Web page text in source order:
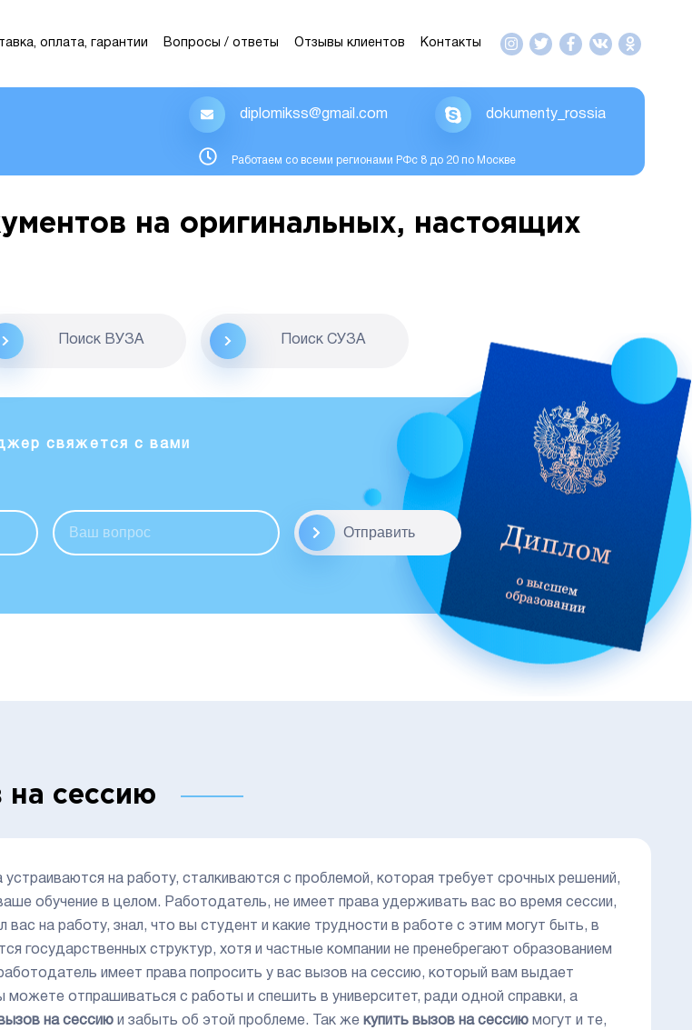
оплата, гарантии Вопросы / ответы Отзывы клиентов Контакты
diplomikss@gmail.com dokumenty_rossia
Работаем со всеми регионами РФс 8 до 20 по Москве
на оригинальных, настоящих
Поиск ВУЗА Поиск CУЗА
свяжется с вами
Отправить
на сессию
устраиваются на работу, сталкиваются с проблемой, которая требует срочных решений,
обучение в целом. Работодатель, не имеет права удерживать вас во время сессии,
вас на работу, знал, что вы студент и какие трудности в работе с этим могут быть, в
государственных структур, хотя и частные компании не пренебрегают образованием
имеет права попросить у вас вызов на сессию, который вам выдает
можете отпрашиваться с работы и спешить в университет, ради одной справки, а
на сессию и забыть об этой проблеме. Так же купить вызов на сессию могут и те,